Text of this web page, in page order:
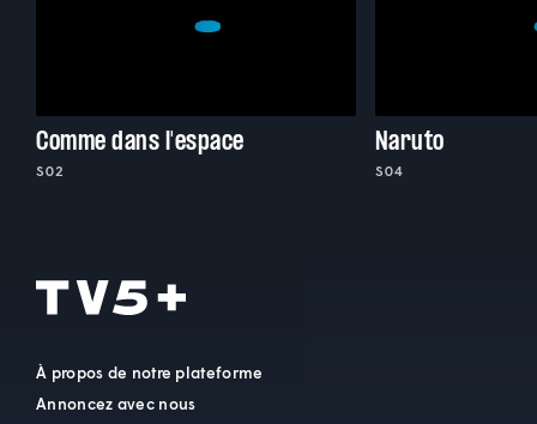
Comme dans l'espace
S02
Naruto
S04
À propos de notre plateforme
Annoncez avec nous